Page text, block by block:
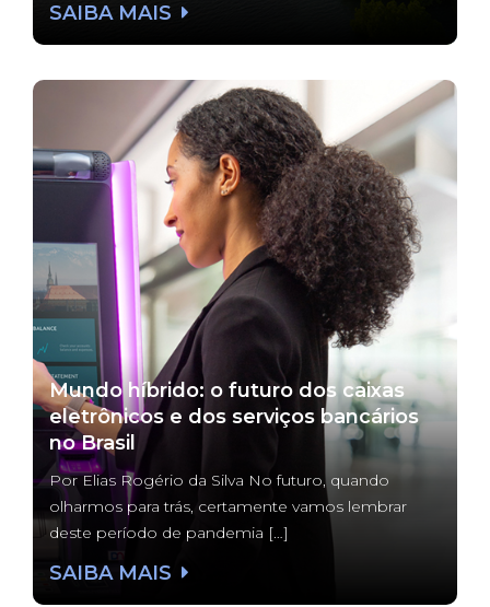
SAIBA MAIS
Mundo híbrido: o futuro dos caixas
eletrônicos e dos serviços bancários
no Brasil
Por Elias Rogério da Silva No futuro, quando
olharmos para trás, certamente vamos lembrar
deste período de pandemia […]
SAIBA MAIS